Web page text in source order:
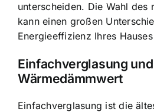
unterscheiden. Die Wahl des
kann einen großen
Energieeffizienz Ihres
Einfachverglasung
Wärmedämmwert
Einfachverglasung ist die